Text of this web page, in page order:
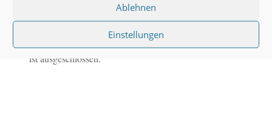
Ablehnen
Einstellungen
des Gewinnspiels gespeichert und zu keinen anderen
Zwecken verwendet. Nach Auslosung der Gewinner
werden die Einsendungen vernichtet. Der Rechtsweg
ist ausgeschlossen.